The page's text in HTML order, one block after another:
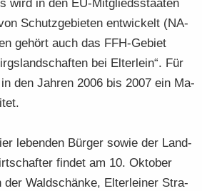
wird in den EU-​Mitgliedsstaaten
Schutz­ge­bie­ten ent­wi­ckelt (NA­
ge­hört auch das FFH-​Gebiet
bei El­ter­lein“. Für
den Jah­ren 2006 bis 2007 ein Ma­
le­ben­den Bür­ger sowie der Land­
fin­det am 10. Ok­to­ber
der Wald­schän­ke, El­ter­lei­ner Stra­